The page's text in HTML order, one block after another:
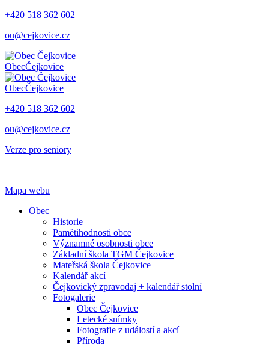
+420 518 362 602
ou@cejkovice.cz
ObecČejkovice
ObecČejkovice
+420 518 362 602
ou@cejkovice.cz
Verze pro seniory
Mapa webu
Obec
Historie
Pamětihodnosti obce
Významné osobnosti obce
Základní škola TGM Čejkovice
Mateřská škola Čejkovice
Kalendář akcí
Čejkovický zpravodaj + kalendář stolní
Fotogalerie
Obec Čejkovice
Letecké snímky
Fotografie z událostí a akcí
Příroda